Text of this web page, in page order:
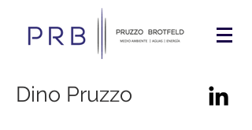
Dino Pruzzo